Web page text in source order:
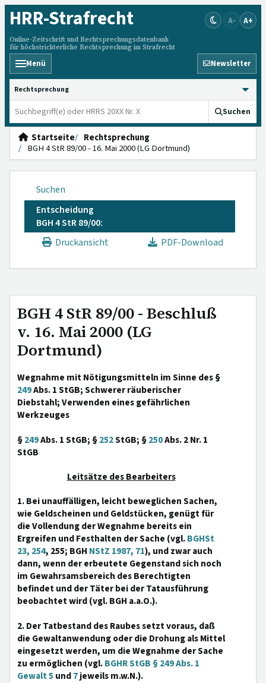
HRR-Strafrecht
Online-Zeitschrift und Rechtsprechungsdatenbank
für höchstrichterliche Rechtsprechung im Strafrecht
A- A+
Menü Newsletter
HRRS durchsuchen
Suchen
Startseite
Rechtsprechung
BGH 4 StR 89/00 - 16. Mai 2000 (LG Dortmund)
Suchen
Entscheidung
BGH 4 StR 89/00:
Druckansicht
PDF-Download
BGH 4 StR 89/00 - Beschluß
v. 16. Mai 2000 (LG
Dortmund)
Wegnahme mit Nötigungsmitteln im Sinne des §
249Abs. 1 StGB; Schwerer räuberischer
Diebstahl; Verwenden eines gefährlichen
Werkzeuges
§249Abs. 1 StGB; §252StGB; §250Abs. 2 Nr. 1
StGB
Leitsätze des Bearbeiters
1. Bei unauffälligen, leicht beweglichen Sachen,
wie Geldscheinen und Geldstücken, genügt für
die Vollendung der Wegnahme bereits ein
Ergreifen und Festhalten der Sache (vgl.BGHSt
23, 254, 255; BGH NStZ 1987, 71), und zwar auch
dann, wenn der erbeutete Gegenstand sich noch
im Gewahrsamsbereich des Berechtigten
befindet und der Täter bei der Tatausführung
beobachtet wird (vgl. BGH a.a.O.).
2. Der Tatbestand des Raubes setzt voraus, daß
die Gewaltanwendung oder die Drohung als Mittel
eingesetzt werden, um die Wegnahme der Sache
zu ermöglichen (vgl.BGHR StGB § 249 Abs. 1
Gewalt 5 und7jeweils m.w.N.).